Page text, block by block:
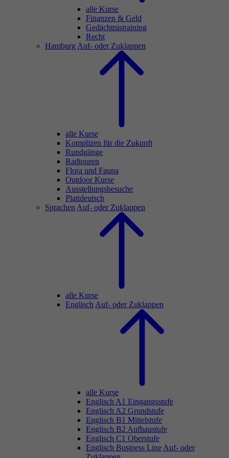
alle Kurse
Finanzen & Geld
Gedächtnistraining
Recht
Hamburg Auf- oder Zuklappen
alle Kurse
Komplizen für die Zukunft
Rundgänge
Radtouren
Flora und Fauna
Outdoor Kurse
Ausstellungsbesuche
Plattdeutsch
Sprachen Auf- oder Zuklappen
alle Kurse
Englisch Auf- oder Zuklappen
alle Kurse
Englisch A1 Eingangsstufe
Englisch A2 Grundstufe
Englisch B1 Mittelstufe
Englisch B2 Aufbaustufe
Englisch C1 Oberstufe
Englisch Business Line Auf- oder